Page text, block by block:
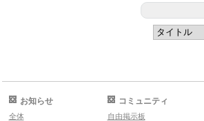
お知らせ
全体
コミュニティ
自由掲示板